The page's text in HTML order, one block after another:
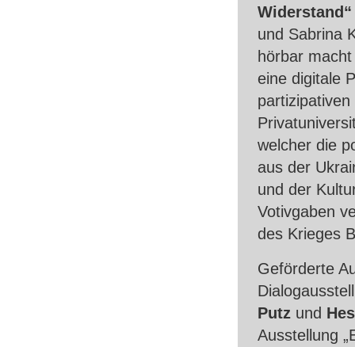
Widerstand“
und Sabrina
hörbar
eine digitale
welcher die
aus der
und der
Votivgaben
des Krieges
Geförderte
Putzund
Ausstellung